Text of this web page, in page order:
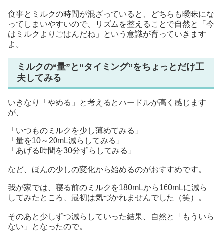
食事とミルクの時間が混ざっていると、どちらも曖昧にな
ってしまいやすいので、リズムを整えることで自然と「今
はミルクよりごはんだね」という意識が育っていきます
よ。
ミルクの“量”と“タイミング”をちょっとだけ工
夫してみる
いきなり「やめる」と考えるとハードルが高く感じます
が、
「いつものミルクを少し薄めてみる」
「量を10～20mL減らしてみる」
「あげる時間を30分ずらしてみる」
など、ほんの少しの変化から始めるのがおすすめです。
我が家では、寝る前のミルクを180mLから160mLに減ら
してみたところ、最初は気づかれませんでした（笑）。
そのあと少しずつ減らしていった結果、自然と「もういら
ない」となったので。